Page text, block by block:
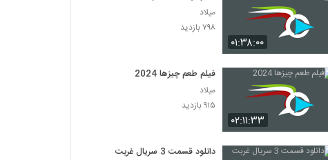
۰۱:۳۸:۰۰
میلاد
۷۹۸ بازدید
۰۲:۱۱:۳۳
فیلم طعم چیزها 2024
میلاد
۹۱۵ بازدید
دانلود قسمت 3 سریال غربت